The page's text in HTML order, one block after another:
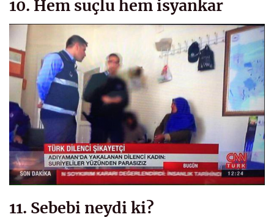
10. Hem suçlu hem isyankar
11. Sebebi neydi ki?